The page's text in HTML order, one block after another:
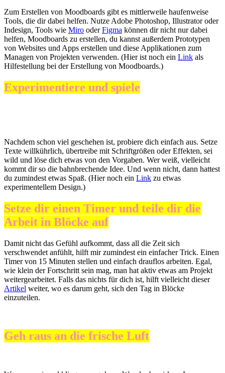
Zum Erstellen von Moodboards gibt es mittlerweile haufenweise
Tools, die dir dabei helfen. Nutze Adobe Photoshop, Illustrator oder
Indesign, Tools wie Miro oderFigma können dir nicht nur dabei
helfen, Moodboards zu erstellen, du kannst außerdem Prototypen
von Websites und Apps erstellen und diese Applikationen zum
Managen von Projekten verwenden. (Hier ist noch ein Link als
Hilfestellung bei der Erstellung von Moodboards.)
Experimentiere und spiele
Nachdem schon viel geschehen ist, probiere dich einfach aus. Setze
Texte willkührlich, übertreibe mit Schriftgrößen oder Effekten, sei
wild und löse dich etwas von den Vorgaben. Wer weiß, vielleicht
kommt dir so die bahnbrechende Idee. Und wenn nicht, dann hattest
du zumindest etwas Spaß. (Hier noch ein Link zu etwas
experimentellem Design.)
Setze dir einen Timer und teile dir die
Arbeit in Blöcke auf
Damit nicht das Gefühl aufkommt, dass all die Zeit sich
verschwendet anfühlt, hilft mir zumindest ein einfacher Trick. Einen
Timer von 15 Minuten stellen und einfach drauflos arbeiten. Egal,
wie klein der Fortschritt sein mag, man hat aktiv etwas am Projekt
weitergearbeitet. Falls das nichts für dich ist, hilft vielleicht dieser
Artikel weiter, wo es darum geht, sich den Tag in Blöcke
einzuteilen.
Geh raus an die frische Luft